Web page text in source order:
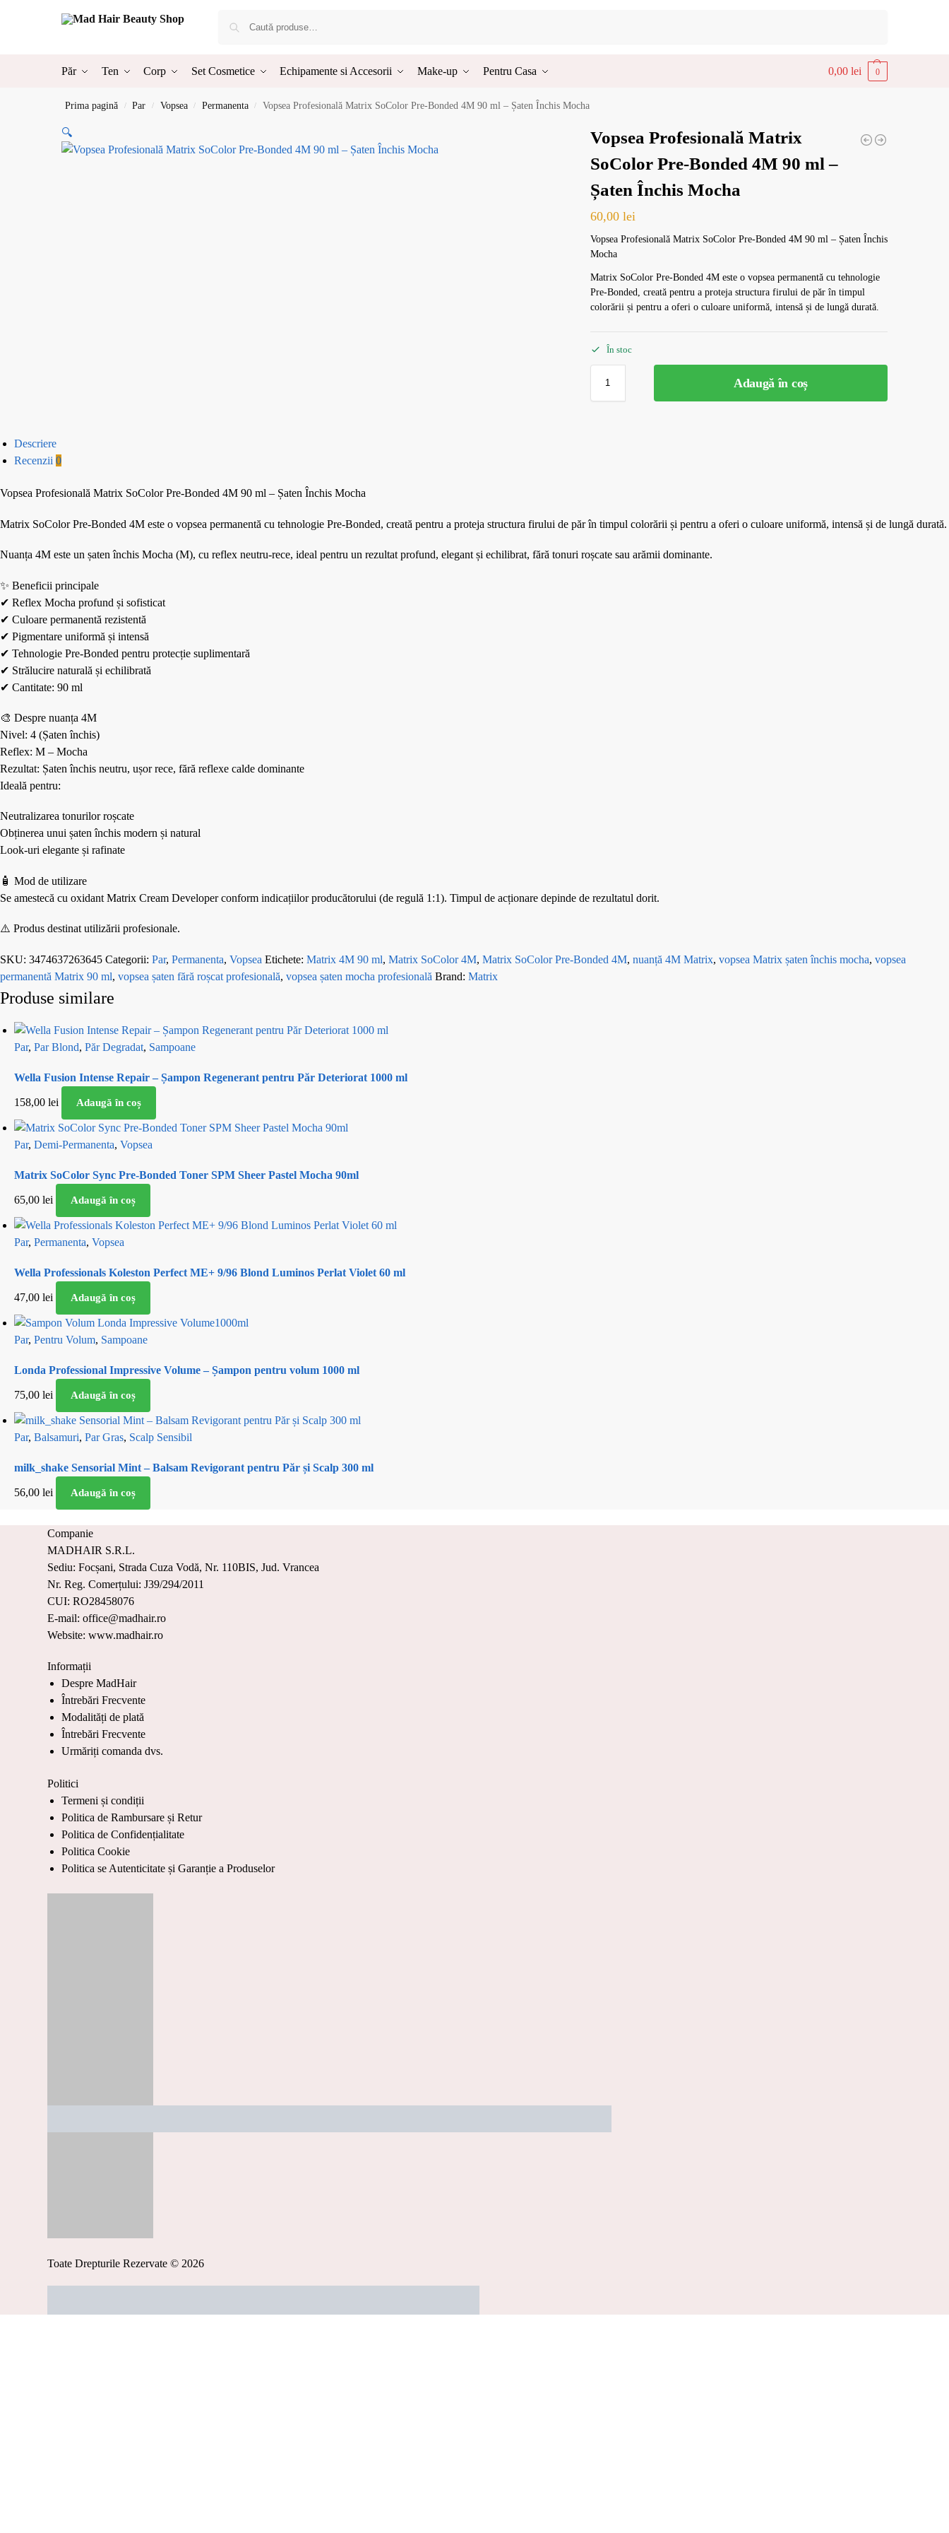
Păr Ten Corp Set Cosmetice Echipamente si Accesorii Make-up Pentru Casa 0,00 lei 0
Prima pagină / Par / Vopsea / Permanenta / Vopsea Profesională Matrix SoColor Pre-Bonded 4M 90 ml – Șaten Închis Mocha
🔍
Vopsea Profesională Matrix
SoColor Pre-Bonded 4M 90 ml –
Șaten Închis Mocha
60,00 lei
Vopsea Profesională Matrix SoColor Pre-Bonded 4M 90 ml – Șaten Închis
Mocha
Matrix SoColor Pre-Bonded 4M este o vopsea permanentă cu tehnologie
Pre-Bonded, creată pentru a proteja structura firului de păr în timpul
colorării și pentru a oferi o culoare uniformă, intensă și de lungă durată.
În stoc
Adaugă în coș
Descriere
Recenzii 0
Vopsea Profesională Matrix SoColor Pre-Bonded 4M 90 ml – Șaten Închis Mocha
Matrix SoColor Pre-Bonded 4M este o vopsea permanentă cu tehnologie Pre-Bonded, creată pentru a proteja structura firului de păr în timpul colorării și pentru a oferi o culoare uniformă, intensă și de lungă durată.
Nuanța 4M este un șaten închis Mocha (M), cu reflex neutru-rece, ideal pentru un rezultat profund, elegant și echilibrat, fără tonuri roșcate sau arămii dominante.
✨ Beneficii principale
✔ Reflex Mocha profund și sofisticat
✔ Culoare permanentă rezistentă
✔ Pigmentare uniformă și intensă
✔ Tehnologie Pre-Bonded pentru protecție suplimentară
✔ Strălucire naturală și echilibrată
✔ Cantitate: 90 ml
🎨 Despre nuanța 4M
Nivel: 4 (Șaten închis)
Reflex: M – Mocha
Rezultat: Șaten închis neutru, ușor rece, fără reflexe calde dominante
Ideală pentru:
Neutralizarea tonurilor roșcate
Obținerea unui șaten închis modern și natural
Look-uri elegante și rafinate
🧴 Mod de utilizare
Se amestecă cu oxidant Matrix Cream Developer conform indicațiilor producătorului (de regulă 1:1). Timpul de acționare depinde de rezultatul dorit.
⚠️ Produs destinat utilizării profesionale.
SKU: 3474637263645 Categorii: Par, Permanenta, Vopsea Etichete: Matrix 4M 90 ml, Matrix SoColor 4M, Matrix SoColor Pre-Bonded 4M, nuanță 4M Matrix, vopsea Matrix șaten închis mocha, vopsea
permanentă Matrix 90 ml, vopsea șaten fără roșcat profesională, vopsea șaten mocha profesională Brand: Matrix
Produse similare
Par, Par Blond, Păr Degradat, Sampoane
Wella Fusion Intense Repair – Șampon Regenerant pentru Păr Deteriorat 1000 ml
158,00 lei Adaugă în coș
Par, Demi-Permanenta, Vopsea
Matrix SoColor Sync Pre-Bonded Toner SPM Sheer Pastel Mocha 90ml
65,00 lei Adaugă în coș
Par, Permanenta, Vopsea
Wella Professionals Koleston Perfect ME+ 9/96 Blond Luminos Perlat Violet 60 ml
47,00 lei Adaugă în coș
Par, Pentru Volum, Sampoane
Londa Professional Impressive Volume – Șampon pentru volum 1000 ml
75,00 lei Adaugă în coș
Par, Balsamuri, Par Gras, Scalp Sensibil
milk_shake Sensorial Mint – Balsam Revigorant pentru Păr și Scalp 300 ml
56,00 lei Adaugă în coș
Companie
MADHAIR S.R.L.
Sediu: Focșani, Strada Cuza Vodă, Nr. 110BIS, Jud. Vrancea
Nr. Reg. Comerțului: J39/294/2011
CUI: RO28458076
E-mail: office@madhair.ro
Website: www.madhair.ro
Informații
Despre MadHair
Întrebări Frecvente
Modalități de plată
Întrebări Frecvente
Urmăriți comanda dvs.
Politici
Termeni și condiții
Politica de Rambursare și Retur
Politica de Confidențialitate
Politica Cookie
Politica se Autenticitate și Garanție a Produselor
Toate Drepturile Rezervate © 2026